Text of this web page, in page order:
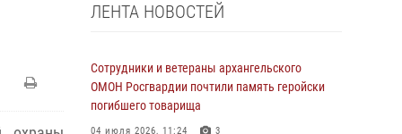
ЛЕНТА НОВОСТЕЙ
Сотрудники и ветераны архангельского
ОМОН Росгвардии почтили память геройски
погибшего товарища
04 июля 2026, 11:24 3